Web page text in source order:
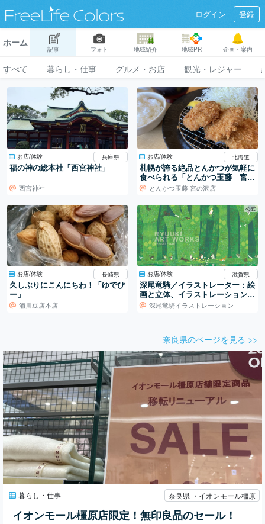
ログイン 登録
ホーム
記事 フォト 地域紹介 地域PR 企画・案内
すべて 暮らし・仕事 グルメ・お店 観光・レジャー
お店/体験 兵庫県
福の神の総本社「西宮神社」
西宮神社
お店/体験 北海道
札幌が誇る絶品とんかつが気軽に
食べられる「とんかつ玉藤 宮の
沢店」とんかつ玉藤 宮の沢店
お店/体験 長崎県
久しぶりにこんにちわ！「ゆでぴ
ー」
浦川豆店本店
公式
お店/体験 滋賀県
深尾竜騎／イラストレーター：絵
画と立体、イラストレーションの
世界深尾竜騎イラストレーション
奈良県のページを見る >>
暮らし・仕事 奈良県 ・イオンモール橿原
イオンモール橿原店限定！無印良品のセール！